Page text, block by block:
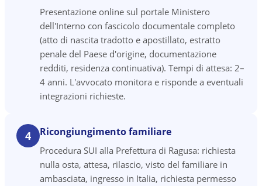
Presentazione online sul portale Ministero
dell'Interno con fascicolo documentale completo
(atto di nascita tradotto e apostillato, estratto
penale del Paese d'origine, documentazione
redditi, residenza continuativa). Tempi di attesa: 2–
4 anni. L'avvocato monitora e risponde a eventuali
integrazioni richieste.
4 Ricongiungimento familiare
Procedura SUI alla Prefettura di Ragusa: richiesta
nulla osta, attesa, rilascio, visto del familiare in
ambasciata, ingresso in Italia, richiesta permesso